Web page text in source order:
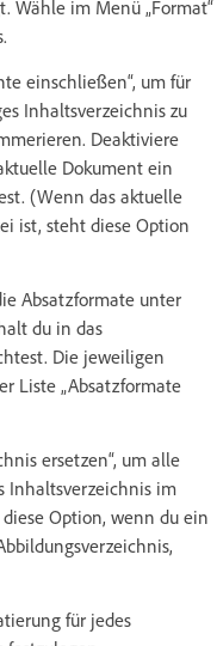
Wähle im Menü „Format“
einschließen“, um für
Inhaltsverzeichnis zu
Deaktiviere
Dokument ein
(Wenn das aktuelle
ist, steht diese Option
Absatzformate unter
du in das
Die jeweiligen
Liste „Absatzformate
ersetzen“, um alle
Inhaltsverzeichnis im
Option, wenn du ein
für jedes